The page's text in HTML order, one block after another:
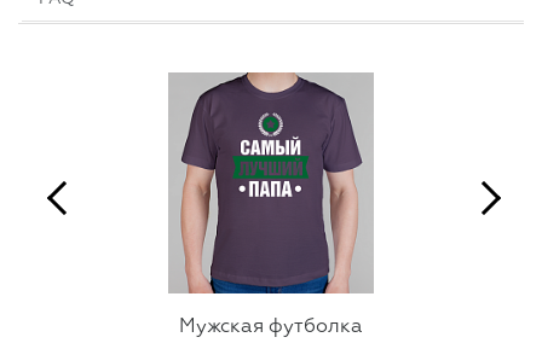
Мужская футболка